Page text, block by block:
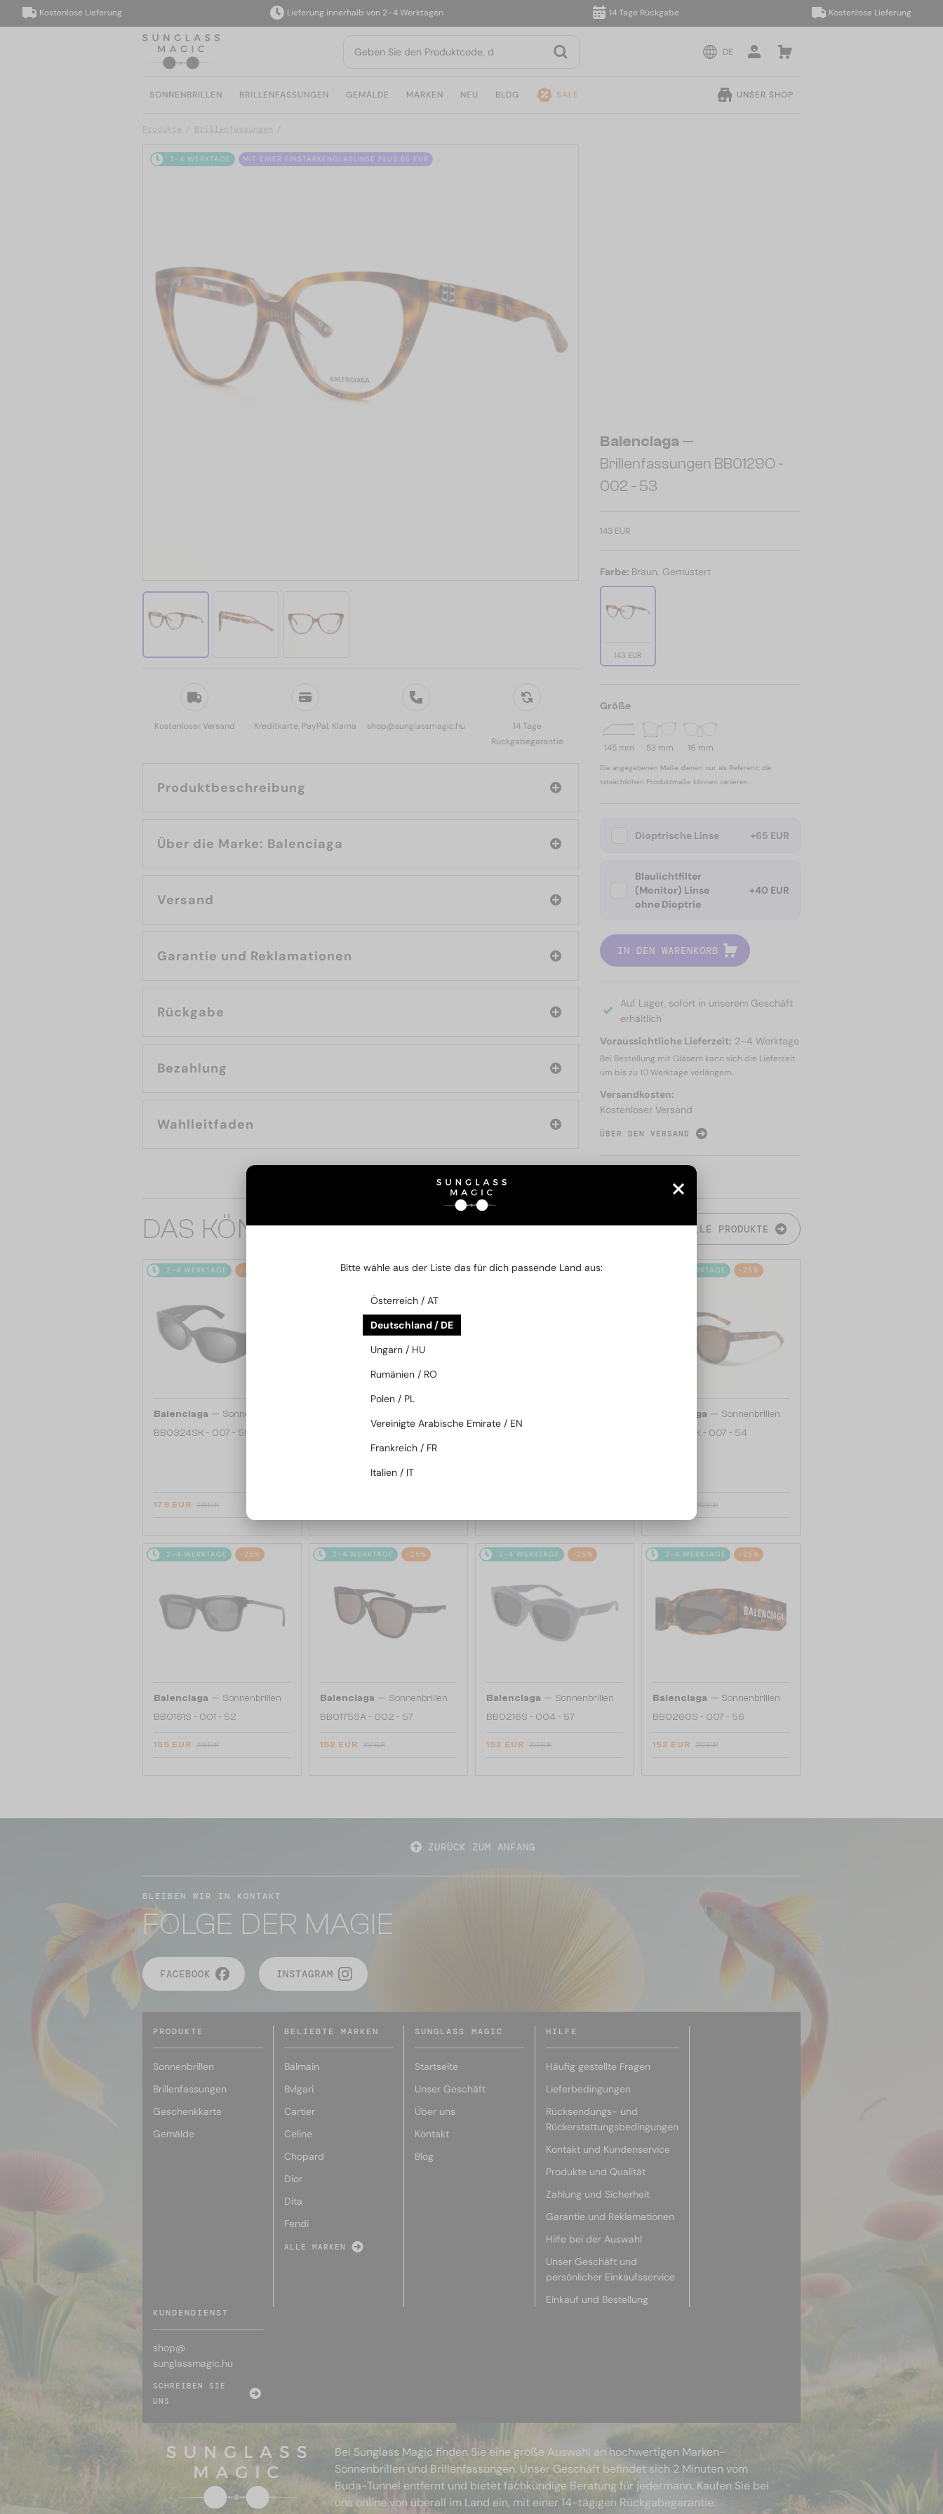
Kostenlose Lieferung Lieferung innerhalb von 2–4 Werktagen 14 Tage Rückgabe Kostenlose Lieferung
DE
SONNENBRILLEN BRILLENFASSUNGEN GEMÄLDE MARKEN NEU BLOG SALE UNSER SHOP
Produkte Brillenfassungen
2-4 WERKTAGE MIT EINER EINSTÄRKENGLASLINSE PLUS 65 EUR
Kostenloser Versand Kreditkarte, PayPal, Klarna shop@sunglassmagic.hu
14 Tage
Rückgabegarantie
Produktbeschreibung
Über die Marke: Balenciaga
Versand
Garantie und Reklamationen
Rückgabe
Bezahlung
Wahlleitfaden
Balenciaga —
Brillenfassungen BB0129O -
002 - 53
143 EUR
Farbe: Braun, Gemustert
143 EUR
Größe
145 mm 53 mm 16 mm
Die angegebenen Maße dienen nur als Referenz; die
tatsächlichen Produktmaße können variieren.
Dioptrische Linse +65 EUR
Blaulichtfilter
(Monitor) Linse
ohne Dioptrie
+40 EUR
IN DEN WARENKORB
Auf Lager, sofort in unserem Geschäft
erhältlich
Voraussichtliche Lieferzeit: 2–4 Werktage
Bei Bestellung mit Gläsern kann sich die Lieferzeit
um bis zu 10 Werktage verlängern.
Versandkosten:
Kostenloser Versand
ÜBER DEN VERSAND
DAS KÖNNTE SIE AUCH INTERESSIEREN ALLE PRODUKTE
2-4 WERKTAGE -25%
Balenciaga — Sonnenbrillen
BB0324SK - 007 - 55
179 EUR 238 EUR
2-4 WERKTAGE -25%
BB0294SK - 003 - 55
2-4 WERKTAGE
PLUS 65 EUR
2-4 WERKTAGE -25%
Balenciaga — Sonnenbrillen
BB0077SK - 007 - 54
202 EUR
2-4 WERKTAGE -25%
Balenciaga — Sonnenbrillen
BB0161S - 001 - 52
155 EUR 206 EUR
2-4 WERKTAGE -25%
Balenciaga — Sonnenbrillen
BB0175SA - 002 - 57
152 EUR 202 EUR
2-4 WERKTAGE -25%
Balenciaga — Sonnenbrillen
BB0216S - 004 - 57
152 EUR 202 EUR
2-4 WERKTAGE -25%
Balenciaga — Sonnenbrillen
BB0260S - 007 - 56
152 EUR 202 EUR
ZURÜCK ZUM ANFANG
BLEIBEN WIR IN KONTAKT
FOLGE DER MAGIE
FACEBOOK INSTAGRAM
PRODUKTE
Sonnenbrillen
Brillenfassungen
Geschenkkarte
Gemälde
BELIEBTE MARKEN
Balmain
Bvlgari
Cartier
Celine
Chopard
Dior
Dita
Fendi
ALLE MARKEN
SUNGLASS MAGIC
Startseite
Unser Geschäft
Über uns
Kontakt
Blog
HILFE
Häufig gestellte Fragen
Lieferbedingungen
Rücksendungs- und
Rückerstattungsbedingungen
Kontakt und Kundenservice
Produkte und Qualität
Zahlung und Sicherheit
Garantie und Reklamationen
Hilfe bei der Auswahl
Unser Geschäft und
persönlicher Einkaufsservice
Einkauf und Bestellung
KUNDENDIENST
shop@
sunglassmagic.hu
SCHREIBEN SIE
UNS
Bei Sunglass Magic finden Sie eine große Auswahl an hochwertigen Marken-
Sonnenbrillen und Brillenfassungen. Unser Geschäft befindet sich 2 Minuten vom
Buda-Tunnel entfernt und bietet fachkundige Beratung für jedermann. Kaufen Sie bei
uns online von überall im Land ein, mit einer 14-tägigen Rückgabegarantie.
Bitte wähle aus der Liste das für dich passende Land aus:
Österreich / AT
Deutschland / DE
Ungarn / HU
Rumänien / RO
Polen / PL
Vereinigte Arabische Emirate / EN
Frankreich / FR
Italien / IT